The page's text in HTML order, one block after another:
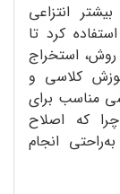
انتزاعی
کرد تا
استخراج
کلاسی و
مناسب برای
که اصلاح
انجام